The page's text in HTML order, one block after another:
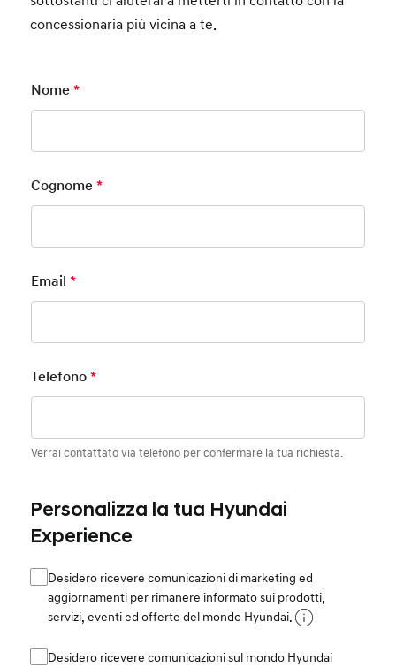
concessionaria più vicina a te.
Nome *Mandatory Field
Cognome *Mandatory Field
Email *Mandatory Field
Telefono *Mandatory Field
Verrai contattato via telefono per confermare la tua richiesta.
Personalizza la tua Hyundai
Experience
Desidero ricevere comunicazioni di marketing ed
aggiornamenti per rimanere informato sui prodotti,
servizi, eventi ed offerte del mondo Hyundai.
Desidero ricevere comunicazioni sul mondo Hyundai